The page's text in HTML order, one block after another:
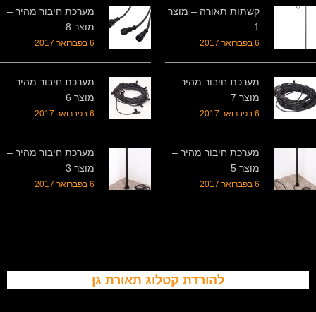
קשתות תאורה – מוצר
1
6 בפברואר 2017
מערכת חיבור מהיר –
מוצר 8
6 בפברואר 2017
מערכת חיבור מהיר –
מוצר 7
6 בפברואר 2017
מערכת חיבור מהיר –
מוצר 6
6 בפברואר 2017
מערכת חיבור מהיר –
מוצר 5
6 בפברואר 2017
מערכת חיבור מהיר –
מוצר 3
6 בפברואר 2017
להורדת קטלוג תאורת גן